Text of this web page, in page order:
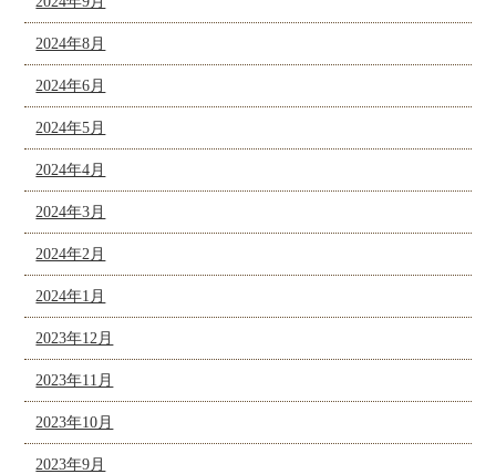
2024年8月
2024年6月
2024年5月
2024年4月
2024年3月
2024年2月
2024年1月
2023年12月
2023年11月
2023年10月
2023年9月